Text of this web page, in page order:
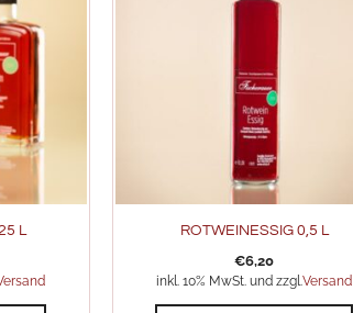
L ROTWEINESSIG 0,5 L
€6,20
inkl. 10% MwSt. und zzgl.Versand